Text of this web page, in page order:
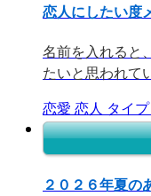
恋人にしたい度
名前を入れると
たいと思われて
恋愛 恋人 タイプ
２０２６年夏の